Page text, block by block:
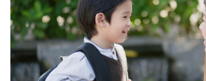
和孩子一起長大的那個男人
不同模樣
沒有人天生就擅長當爸爸！男
次「前所未有」的體驗中，跟